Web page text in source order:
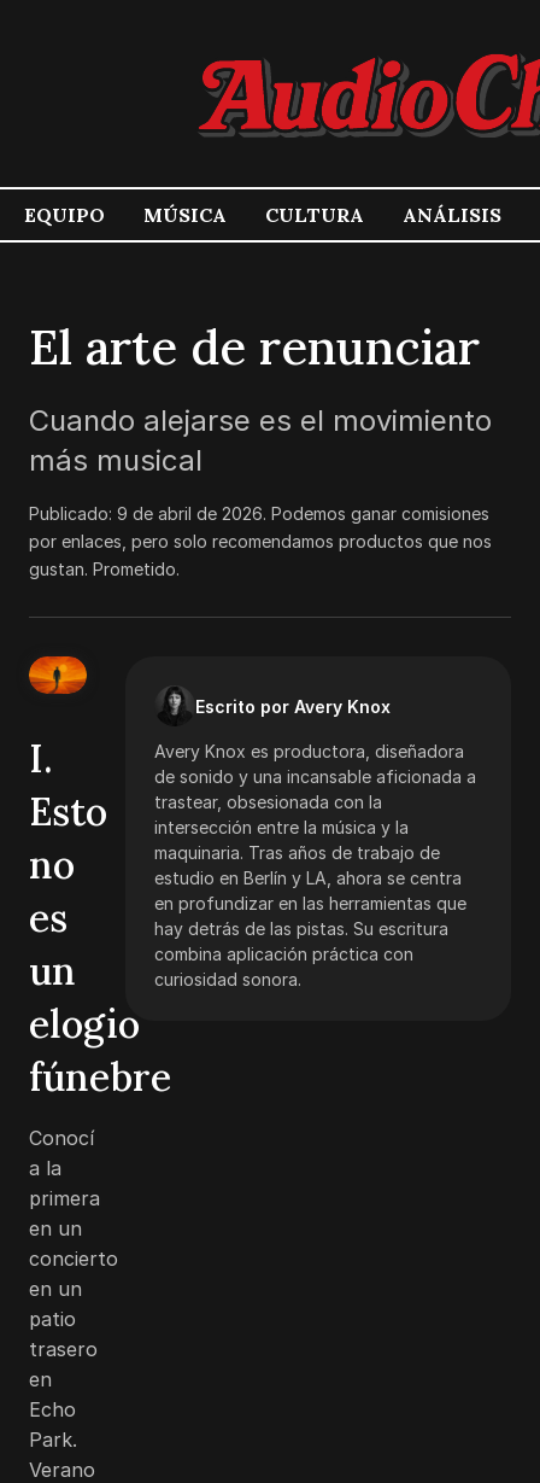
EQUIPO MÚSICA CULTURA ANÁLISIS
El arte de renunciar
Cuando alejarse es el movimiento
más musical
Publicado: 9 de abril de 2026. Podemos ganar comisiones
por enlaces, pero solo recomendamos productos que nos
gustan. Prometido.
Escrito por Avery Knox
Avery Knox es productora, diseñadora
de sonido y una incansable aficionada a
trastear, obsesionada con la
intersección entre la música y la
maquinaria. Tras años de trabajo de
estudio en Berlín y LA, ahora se centra
en profundizar en las herramientas que
hay detrás de las pistas. Su escritura
combina aplicación práctica con
curiosidad sonora.
I.
Esto
no
es
un
elogio
fúnebre
Conocí
a la
primera
en un
concierto
en un
patio
trasero
en
Echo
Park.
Verano